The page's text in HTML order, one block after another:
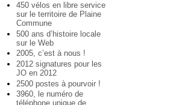
450 vélos en libre service
sur le territoire de Plaine
Commune
500 ans d’histoire locale
sur le Web
2005, c’est à nous !
2012 signatures pour les
JO en 2012
2500 postes à pourvoir !
3960, le numéro de
téléphone unique de